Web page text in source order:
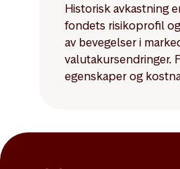
Historisk avkastning
fondets risikoprofil
av bevegelser i
valutakursendringer.
egenskaper og